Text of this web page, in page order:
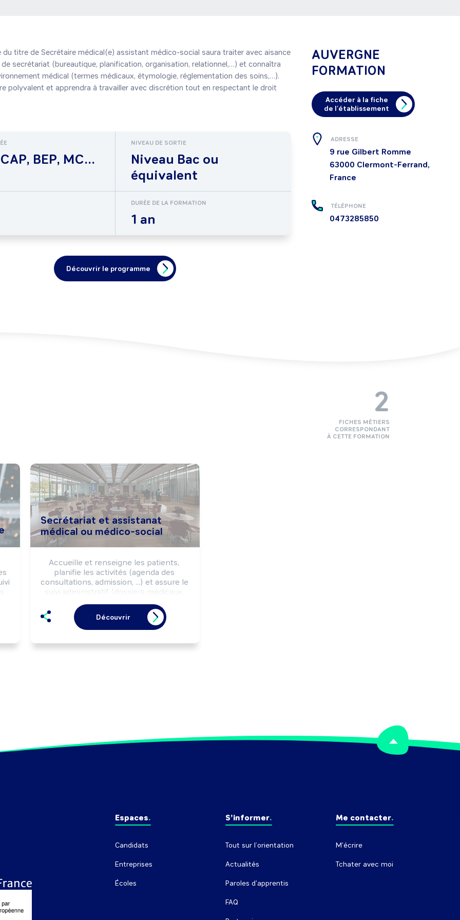
du titre de Secrétaire médical(e) assistant médico-social saura traiter avec aisance
secrétariat (bureautique, planification, organisation, relationnel,…) et connaîtra
médical (termes médicaux, étymologie, réglementation des soins,…).
polyvalent et apprendra à travailler avec discrétion tout en respectant le droit
BEP, MC...
NIVEAU DE SORTIE
Niveau Bac ou
équivalent
DURÉE DE LA FORMATION
1 an
Découvrir le programme
AUVERGNE
FORMATION
Accéder à la fiche
de l'établissement
ADRESSE
9 rue Gilbert Romme
63000 Clermont-Ferrand,
France
TÉLÉPHONE
0473285850
Secrétariat et assistanat
médical ou médico-social
Accueille et renseigne les patients,
planifie les activités (agenda des
consultations, admission, ...) et assure le
suivi administratif (dossiers médicaux,
service hospitalier, ... Peut effectuer des
opérations de gestion comptable et
budgétaire. Peut coordonner une
Découvrir
2
FICHES MÉTIERS
CORRESPONDANT
À CETTE FORMATION
Espaces
Candidats
Entreprises
Écoles
S’informer
Tout sur l’orientation
Actualités
Paroles d'apprentis
FAQ
Me contacter
M'écrire
Tchater avec moi